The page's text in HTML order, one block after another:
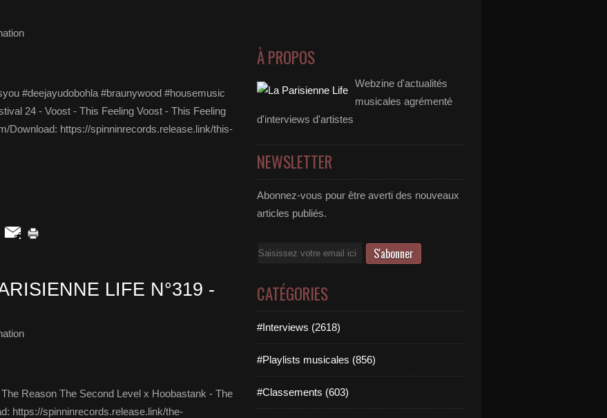
#deejayudobohla #braunywood #housemusic
24 - Voost - This Feeling Voost - This Feeling
Download: https://spinninrecords.release.link/this-
LIFE N°319 -
Reason The Second Level x Hoobastank - The
https://spinninrecords.release.link/the-
À PROPOS
Webzine d'actualités
musicales agrémenté
d'interviews d'artistes
NEWSLETTER
Abonnez-vous pour être averti des nouveaux
articles publiés.
Email
CATÉGORIES
#Interviews (2618)
#Playlists musicales (856)
#Classements (603)